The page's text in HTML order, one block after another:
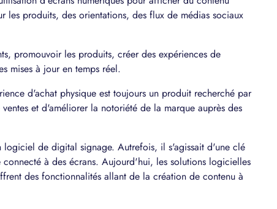
les produits, des orientations, des flux de médias sociaux
promouvoir les produits, créer des expériences de
mises à jour en temps réel.
d'achat physique est toujours un produit recherché par
et d'améliorer la notoriété de la marque auprès des
de digital signage. Autrefois, il s'agissait d'une clé
à des écrans. Aujourd'hui, les solutions logicielles
des fonctionnalités allant de la création de contenu à